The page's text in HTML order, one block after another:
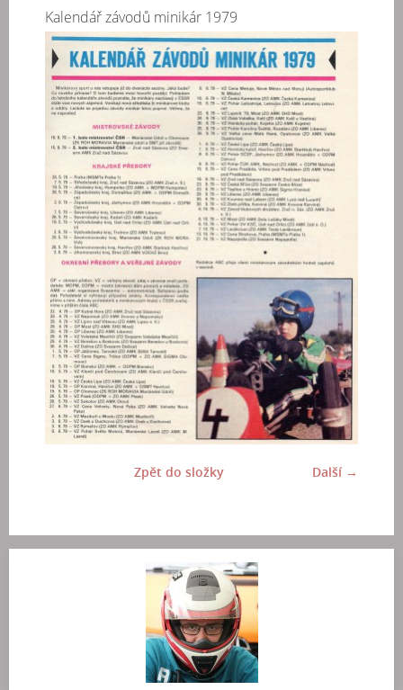
Kalendář závodů minikár 1979
Další →
Zpět do složky